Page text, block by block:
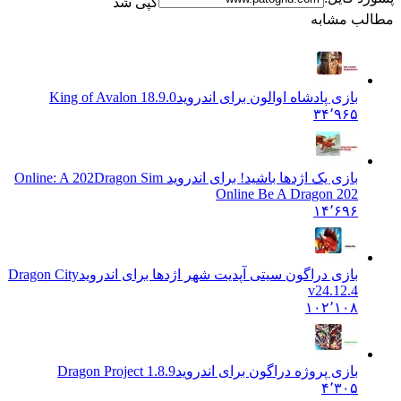
مشابه
بازی پادشاه اوالون برای اندروید 18.9.0 King of Avalon
۳۴٬۹۶۵
بازی یک اژدها باشید! برای اندروید Online: A 202 Dragon Sim
Online Be A Dragon 202
۱۴٬۶۹۶
بازی دراگون سیتی آپدیت شهر اژدها برای اندروید Dragon City
v24.12.4
۱۰۲٬۱۰۸
بازی پروژه دراگون برای اندروید Dragon Project 1.8.9